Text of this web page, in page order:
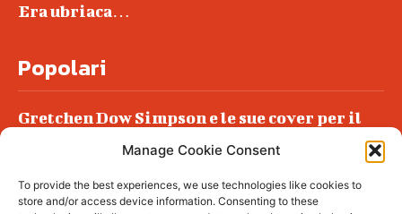
Manage Cookie Consent
To provide the best experiences, we use technologies like cookies to
store and/or access device information. Consenting to these
Era ubriaca…
Popolari
Gretchen Dow Simpson e le sue cover per il
Podlech, il Cile lo ha condannato